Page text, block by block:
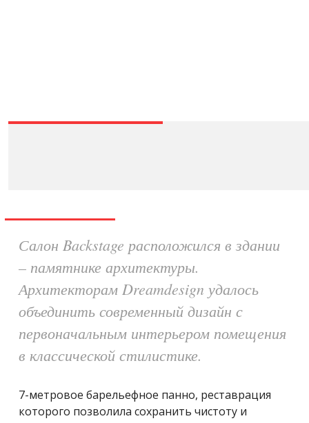
Салон Backstage расположился в здании
– памятнике архитектуры.
Архитекторам Dreamdesign удалось
объединить современный дизайн с
первоначальным интерьером помещения
в классической стилистике.
7-метровое барельефное панно, реставрация
которого позволила сохранить чистоту и